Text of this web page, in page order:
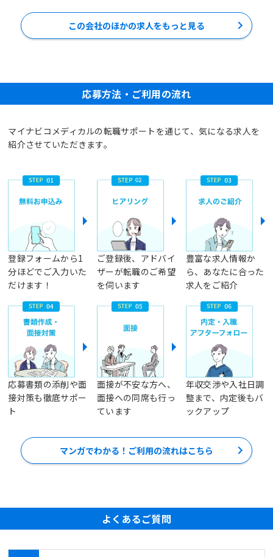
この会社のほかの求人をもっと見る
応募方法・ご利用の流れ
マイナビコメディカルの転職サポートを通じて、気になる求人を
紹介させていただきます。
登録フォームから1
分ほどでご入力いた
だけます！
ご登録後、アドバイ
ザーが転職のご希望
を伺います
豊富な求人情報か
ら、あなたに合った
求人をご紹介
応募書類の添削や面
接対策も徹底サポー
ト
面接が不安な方へ、
面接への同席も行っ
ています
年収交渉や入社日調
整まで、内定後もバ
ックアップ
マンガでわかる！ご利用の流れはこちら
よくあるご質問